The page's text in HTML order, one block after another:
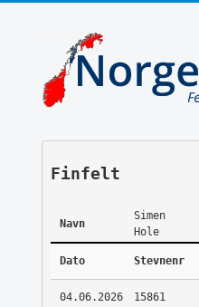
Finfelt
Navn
Simen
Hole
Dato Stevnenr
04.06.2026 15861